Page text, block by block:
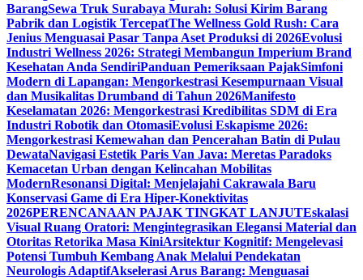
BarangSewa Truk Surabaya Murah: Solusi Kirim Barang
Pabrik dan Logistik TercepatThe Wellness Gold Rush: Cara
Jenius Menguasai Pasar Tanpa Aset Produksi di 2026Evolusi
Industri Wellness 2026: Strategi Membangun Imperium Brand
Kesehatan Anda SendiriPanduan Pemeriksaan PajakSimfoni
Modern di Lapangan: Mengorkestrasi Kesempurnaan Visual
dan Musikalitas Drumband di Tahun 2026Manifesto
Keselamatan 2026: Mengorkestrasi Kredibilitas SDM di Era
Industri Robotik dan OtomasiEvolusi Eskapisme 2026:
Mengorkestrasi Kemewahan dan Pencerahan Batin di Pulau
DewataNavigasi Estetik Paris Van Java: Meretas Paradoks
Kemacetan Urban dengan Kelincahan Mobilitas
ModernResonansi Digital: Menjelajahi Cakrawala Baru
Konservasi Game di Era Hiper-Konektivitas
2026PERENCANAAN PAJAK TINGKAT LANJUTEskalasi
Visual Ruang Oratori: Mengintegrasikan Elegansi Material dan
Otoritas Retorika Masa KiniArsitektur Kognitif: Mengelevasi
Potensi Tumbuh Kembang Anak Melalui Pendekatan
Neurologis AdaptifAkselerasi Arus Barang: Menguasai